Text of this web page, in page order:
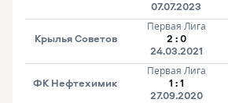
07.07.2023
Крылья Советов
Первая Лига
2 :0
24.03.2021
ФК Нефтехимик
Первая Лига
1 :1
27.09.2020